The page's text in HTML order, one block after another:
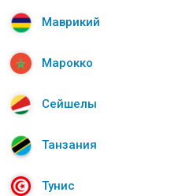
Маврикий
Марокко
Сейшелы
Танзания
Тунис